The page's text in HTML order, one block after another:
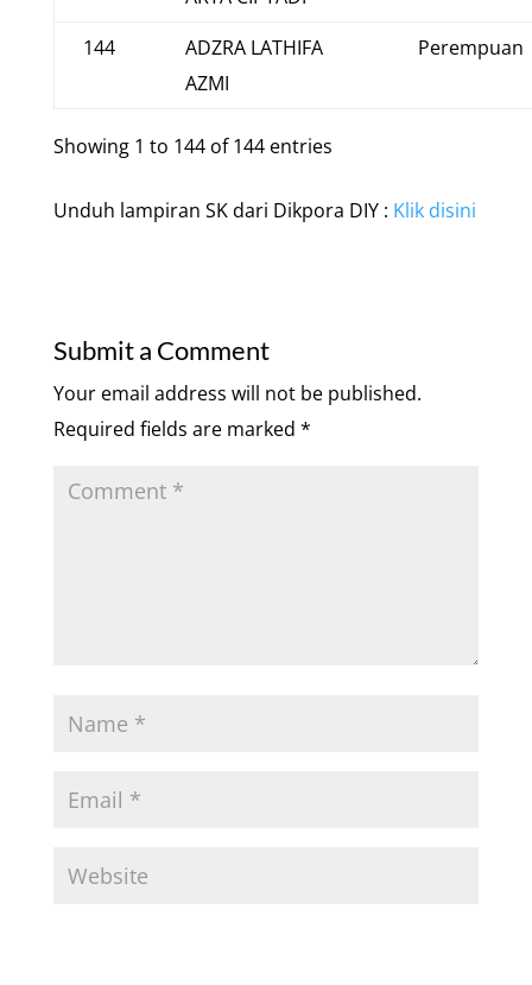
144
ADZRA LATHIFA
AZMI
Perempuan
Showing 1 to 144 of 144 entries
Unduh lampiran SK dari Dikpora DIY : Klik disini
Submit a Comment
Your email address will not be published.
Required fields are marked *